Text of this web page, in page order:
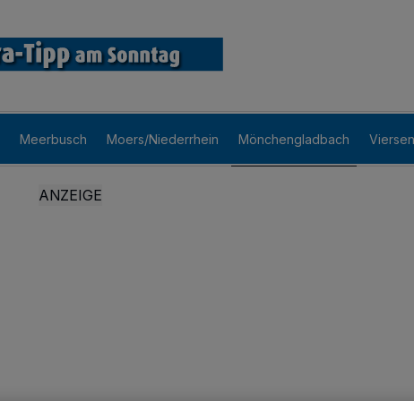
Meerbusch Moers/Niederrhein Mönchengladbach Viersen